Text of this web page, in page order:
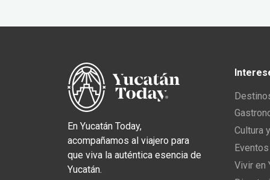
En Yucatán Today,
acompañamos al viajero para
que viva la auténtica esencia de
Yucatán.
Cultura
Vivir en